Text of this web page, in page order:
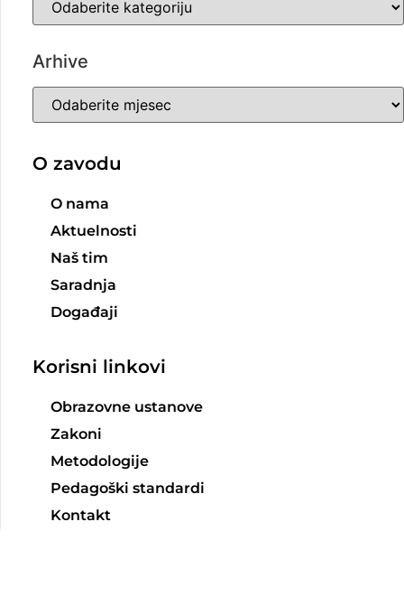
Arhive
O zavodu
O nama
Aktuelnosti
Naš tim
Saradnja
Događaji
Korisni linkovi
Obrazovne ustanove
Zakoni
Metodologije
Pedagoški standardi
Kontakt